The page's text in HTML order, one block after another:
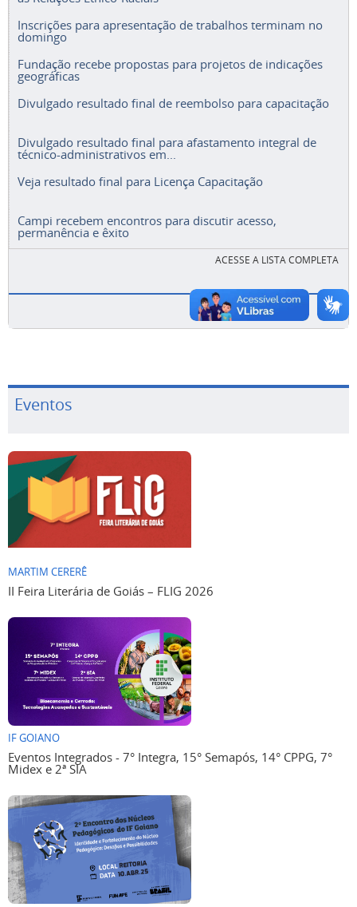
Inscrições para apresentação de trabalhos terminam no
domingo
Fundação recebe propostas para projetos de indicações
geográficas
Divulgado resultado final de reembolso para capacitação
Divulgado resultado final para afastamento integral de
técnico-administrativos em...
Veja resultado final para Licença Capacitação
Campi recebem encontros para discutir acesso,
permanência e êxito
ACESSE A LISTA COMPLETA
Eventos
MARTIM CERERÊ
II Feira Literária de Goiás – FLIG 2026
IF GOIANO
Eventos Integrados - 7° Integra, 15° Semapós, 14° CPPG, 7°
Midex e 2ª SIA